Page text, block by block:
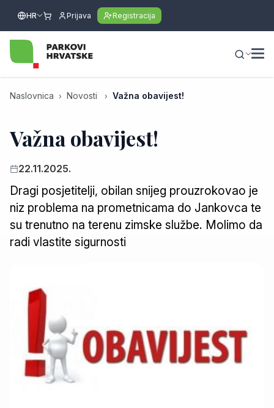
HR Prijava Registracija
Naslovnica Novosti Važna obavijest!
Važna obavijest!
22.11.2025.
Dragi posjetitelji, obilan snijeg prouzrokovao je
niz problema na prometnicama do Jankovca te
su trenutno na terenu zimske službe. Molimo da
radi vlastite sigurnosti